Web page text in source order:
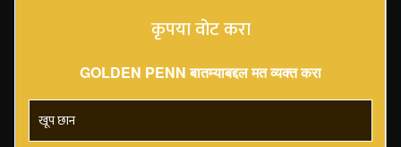
कृपया वोट करा
GOLDEN PENN बातम्याबद्दल मत व्यक्त करा
खूप छान